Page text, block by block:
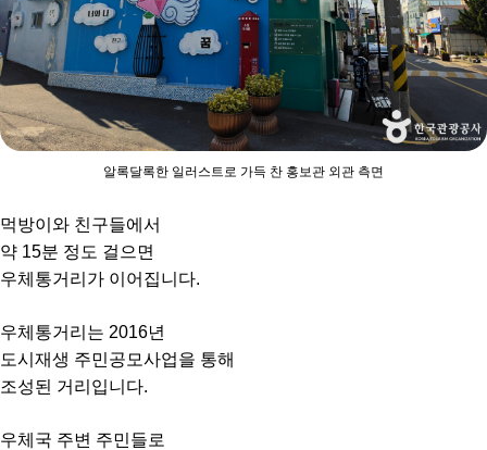
알록달록한 일러스트로 가득 찬 홍보관 외관 측면
먹방이와 친구들에서
약 15분 정도 걸으면
우체통거리가 이어집니다.
우체통거리는 2016년
도시재생 주민공모사업을 통해
조성된 거리입니다.
우체국 주변 주민들로